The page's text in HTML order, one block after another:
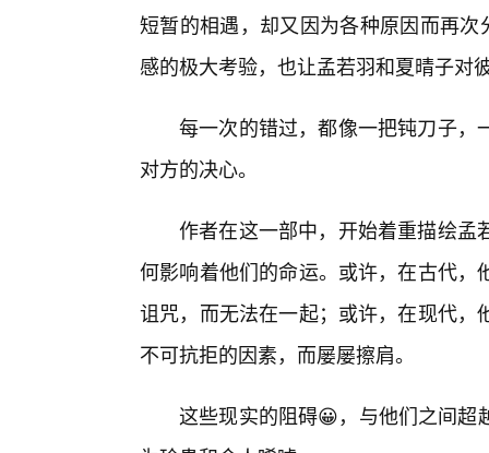
短暂的相遇，却又因为各种原因而再
感的极大考验，也让孟若羽和夏晴子对
每一次的错过，都像一把钝刀子，
对方的决心。
作者在这一部中，开始着重描绘孟
何影响着他们的命运。或许，在古代
诅咒，而无法在一起；或许，在现代
不可抗拒的因素，而屡屡擦肩。
这些现实的阻碍😀，与他们之间超